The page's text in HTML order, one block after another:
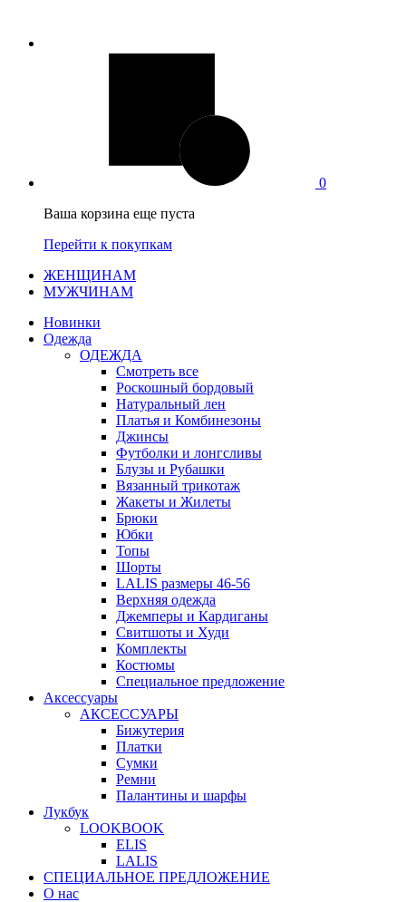
0
Ваша корзина еще пуста
Перейти к покупкам
ЖЕНЩИНАМ
МУЖЧИНАМ
Новинки
Одежда
ОДЕЖДА
Смотреть все
Роскошный бордовый
Натуральный лен
Платья и Комбинезоны
Джинсы
Футболки и лонгсливы
Блузы и Рубашки
Вязанный трикотаж
Жакеты и Жилеты
Брюки
Юбки
Топы
Шорты
LALIS размеры 46-56
Верхняя одежда
Джемперы и Кардиганы
Свитшоты и Худи
Комплекты
Костюмы
Специальное предложение
Аксессуары
АКСЕССУАРЫ
Бижутерия
Платки
Сумки
Ремни
Палантины и шарфы
Лукбук
LOOKBOOK
ELIS
LALIS
СПЕЦИАЛЬНОЕ ПРЕДЛОЖЕНИЕ
О нас